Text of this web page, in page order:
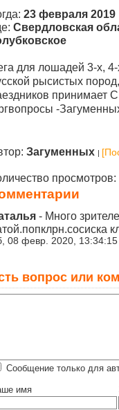
23 февраля 2019
Свердловская
для лошадей 3-х, 4-
рысистых
принимает
-
Загуменных
просмотров:
- Много
08 февр. 2020,
вопрос или
Сообщение только для
имя